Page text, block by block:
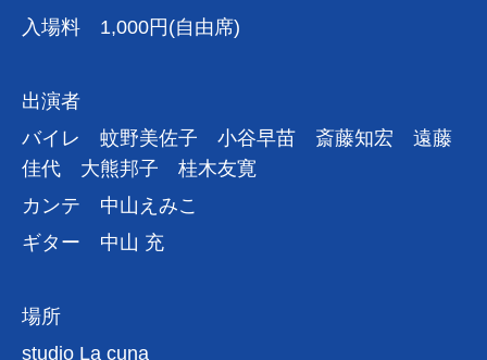
入場料 1,000円(自由席)
出演者
バイレ 蚊野美佐子 小谷早苗 斎藤知宏 遠藤
佳代 大熊邦子 桂木友寛
カンテ 中山えみこ
ギター 中山 充
場所
studio La cuna